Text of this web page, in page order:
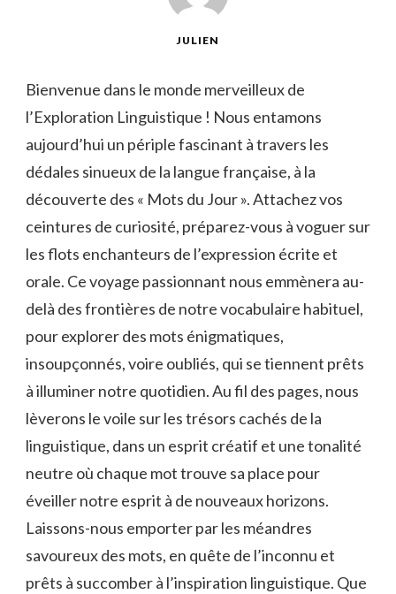
JULIEN
Bienvenue dans ⁤le ⁣monde ⁣merveilleux ⁣de‍
l’Exploration Linguistique ! Nous entamons
aujourd’hui un périple fascinant à travers les
dédales sinueux de la langue française, à ‌la
découverte ⁢des « Mots ‌du Jour ». Attachez vos
ceintures de curiosité, préparez-vous à voguer sur⁢
les flots enchanteurs de l’expression écrite et
orale. Ce voyage passionnant ​nous emmènera ‌au-
delà des frontières de notre vocabulaire ‍habituel,
pour​ explorer⁢ des mots ‍énigmatiques,
insoupçonnés, voire ‍oubliés, qui se tiennent prêts
à illuminer notre quotidien. Au fil ‌des pages, ​nous
lèverons le ​voile ⁢sur les trésors ⁣cachés de la⁢
linguistique,⁤ dans un esprit créatif et une tonalité
neutre‍ où chaque mot trouve ⁣sa place pour
éveiller ⁢notre ⁣esprit à de nouveaux horizons.​
Laissons-nous emporter par les méandres
‌savoureux des mots, en quête de l’inconnu et
prêts​ à⁢ succomber ​à l’inspiration‍ linguistique. Que